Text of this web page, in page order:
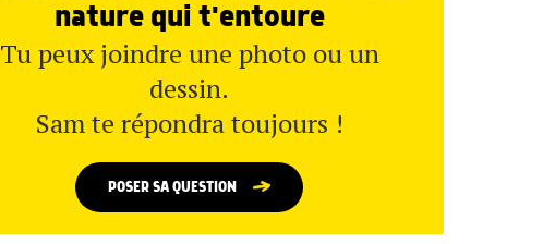
nature qui t'entoure
Tu peux joindre une photo ou un
dessin.
Sam te répondra toujours !
POSER SA QUESTION